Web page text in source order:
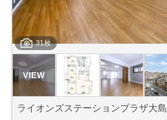
31枚
ライオンズステーションプラザ大島